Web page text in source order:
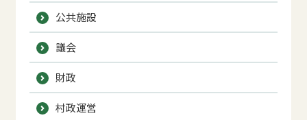
公共施設
議会
財政
村政運営